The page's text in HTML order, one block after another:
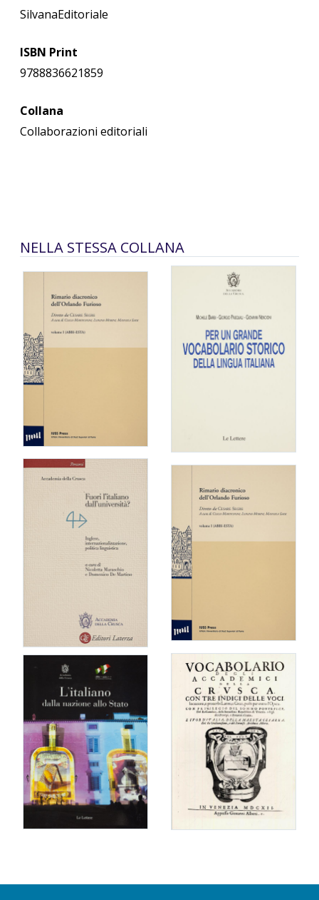
SilvanaEditoriale
ISBN Print
9788836621859
Collana
Collaborazioni editoriali
NELLA STESSA COLLANA